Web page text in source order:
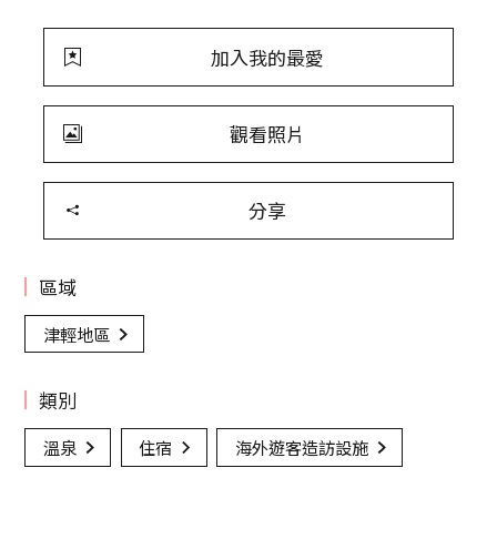
加入我的最愛
觀看照片
分享
區域
津輕地區
類別
溫泉 住宿 海外遊客造訪設施